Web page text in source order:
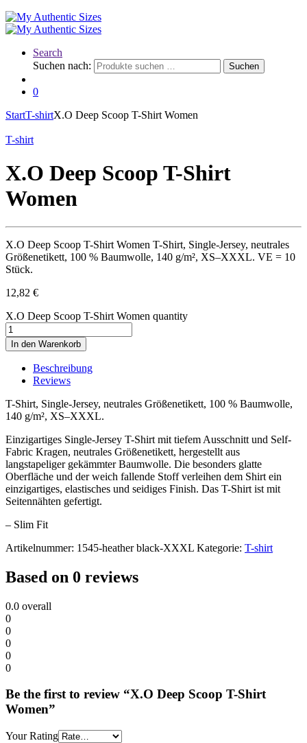
Search
Suchen nach:
Suchen
0
StartT-shirtX.O Deep Scoop T-Shirt Women
T-shirt
X.O Deep Scoop T-Shirt
Women
X.O Deep Scoop T-Shirt Women T-Shirt, Single-Jersey, neutrales
Größenetikett, 100 % Baumwolle, 140 g/m², XS–XXXL. VE = 10
Stück.
12,82 €
X.O Deep Scoop T-Shirt Women quantity
In den Warenkorb
Beschreibung
Reviews
T-Shirt, Single-Jersey, neutrales Größenetikett, 100 % Baumwolle,
140 g/m², XS–XXXL.
Einzigartiges Single-Jersey T-Shirt mit tiefem Ausschnitt und Self-
Fabric Kragen, neutrales Größenetikett, hergestellt aus
langstapeliger gekämmter Baumwolle. Die besonders glatte
Oberfläche und der weich fallende Stoff verleihen dem Shirt ein
einzigartiges, elastisches und seidiges Finish. Das T-Shirt ist mit
Seitennähten gefertigt.
– Slim Fit
Artikelnummer: 1545-heather black-XXXL Kategorie: T-shirt
Based on 0 reviews
0.0 overall
0
0
0
0
0
Be the first to review “X.O Deep Scoop T-Shirt
Women”
Your Rating